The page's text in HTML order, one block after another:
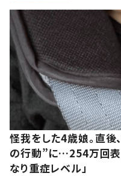
怪我をした4歳娘。直
の行動”に…254万回表
なり重症レベル」